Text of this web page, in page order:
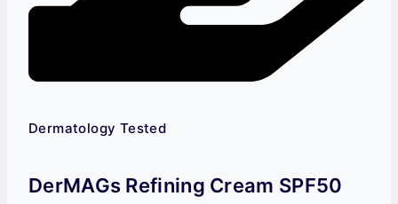
Dermatology Tested
DerMAGs Refining Cream SPF50